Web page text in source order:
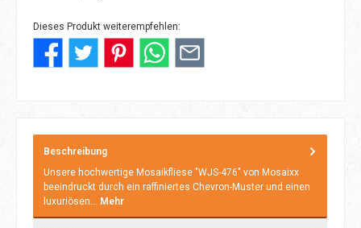
Dieses Produkt weiterempfehlen:
Beschreibung
Unsere hochwertige Mosaikfliese "WJS-476" von Mosaixx
beeindruckt durch ein raffiniertes Chevron-Muster und einen
luxuriösen… Mehr